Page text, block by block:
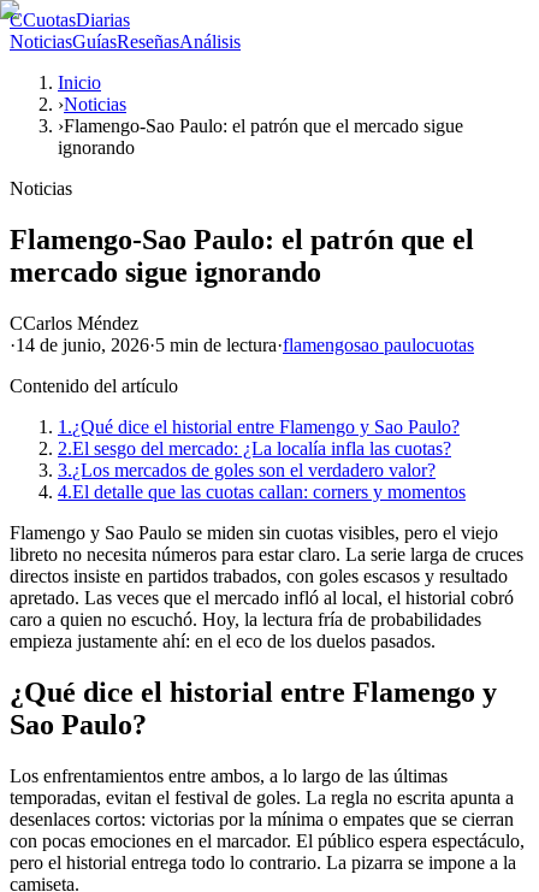
CCuotasDiarias
NoticiasGuíasReseñasAnálisis
Inicio
›Noticias
›Flamengo-Sao Paulo: el patrón que el mercado sigue
ignorando
Noticias
Flamengo-Sao Paulo: el patrón que el
mercado sigue ignorando
CCarlos Méndez
·14 de junio, 2026·5 min de lectura·flamengosao paulocuotas
Contenido del artículo
1.¿Qué dice el historial entre Flamengo y Sao Paulo?
2.El sesgo del mercado: ¿La localía infla las cuotas?
3.¿Los mercados de goles son el verdadero valor?
4.El detalle que las cuotas callan: corners y momentos
Flamengo y Sao Paulo se miden sin cuotas visibles, pero el viejo
libreto no necesita números para estar claro. La serie larga de cruces
directos insiste en partidos trabados, con goles escasos y resultado
apretado. Las veces que el mercado infló al local, el historial cobró
caro a quien no escuchó. Hoy, la lectura fría de probabilidades
empieza justamente ahí: en el eco de los duelos pasados.
¿Qué dice el historial entre Flamengo y
Sao Paulo?
Los enfrentamientos entre ambos, a lo largo de las últimas
temporadas, evitan el festival de goles. La regla no escrita apunta a
desenlaces cortos: victorias por la mínima o empates que se cierran
con pocas emociones en el marcador. El público espera espectáculo,
pero el historial entrega todo lo contrario. La pizarra se impone a la
camiseta.